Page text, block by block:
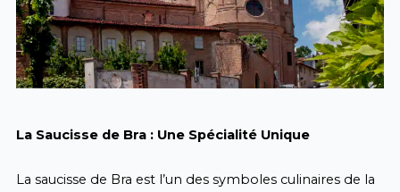
La Saucisse de Bra : Une Spécialité Unique
La saucisse de Bra est l’un des symboles culinaires de la